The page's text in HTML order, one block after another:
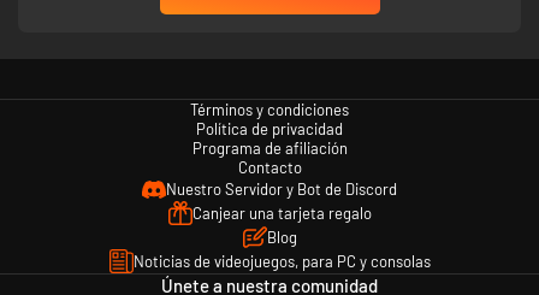
Términos y condiciones
Política de privacidad
Programa de afiliación
Contacto
Nuestro Servidor y Bot de Discord
Canjear una tarjeta regalo
Blog
Noticias de videojuegos, para PC y consolas
Únete a nuestra comunidad